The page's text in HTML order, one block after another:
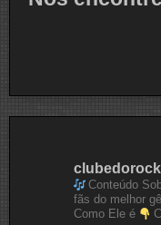
Conteúdo
fãs do melhor
Como Ele é